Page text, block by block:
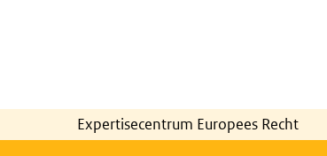
Expertisecentrum Europees Recht